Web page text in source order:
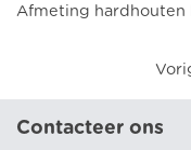
Afmeting hardhouten
Contacteer ons